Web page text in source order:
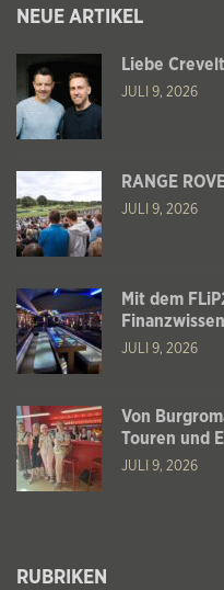
NEUE ARTIKEL
Liebe
JULI 9, 2026
RANGE
JULI 9, 2026
Mit dem
Finanzwissen
JULI 9, 2026
Von
Touren und
JULI 9, 2026
RUBRIKEN